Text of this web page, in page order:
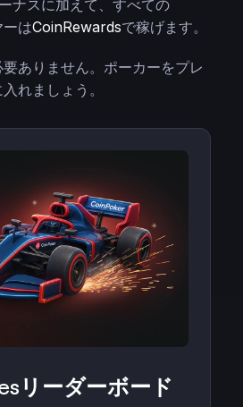
ナスに加えて、すべての
はCoinRewardsで稼げます。
ありません。ポーカーをプレ
れましょう。
リーダーボード